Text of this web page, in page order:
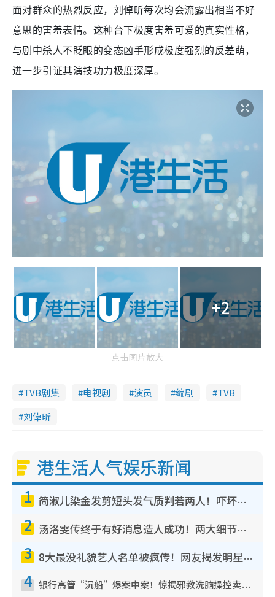
面对群众的热烈反应，刘倬昕每次均会流露出相当不好
意思的害羞表情。这种台下极度害羞可爱的真实性格，
与剧中杀人不眨眼的变态凶手形成极度强烈的反差萌，
进一步引证其演技功力极度深厚。
+2
点击图片放大
TVB剧集 电视剧 演员 编剧
TVB
刘倬昕
港生活人气娱乐新闻
1 简淑儿染金发剪短头发气质判若两人！吓坏老公麦大力都认不出：“你做什么？”
2 汤洛雯传终于有好消息造人成功！两大细节曝孕味极浓引猜测：大肚婆先会咁！
3 8大最没礼貌艺人名单被疯传！网友揭发明星真面目，一致数落这一位是无品天花板？
4 银行高管“沉船”爆案中案！惊揭邪教洗脑操控卖淫被吞600万，幕后黑手讲多错多